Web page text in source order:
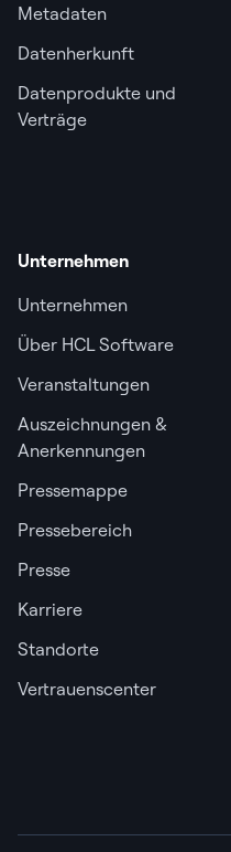
Metadaten
Datenherkunft
Datenprodukte und
Verträge
Unternehmen
Unternehmen
Über HCL Software
Veranstaltungen
Auszeichnungen &
Anerkennungen
Pressemappe
Pressebereich
Presse
Karriere
Standorte
Vertrauenscenter